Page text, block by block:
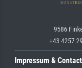
9586
+43 4257
Impressum & Contact